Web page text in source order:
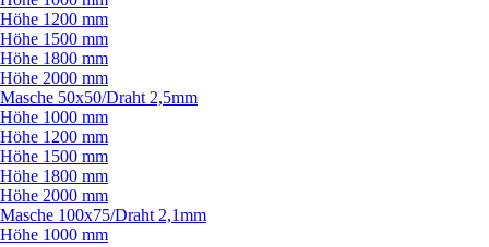
Höhe 1200 mm
Höhe 1500 mm
Höhe 1800 mm
Höhe 2000 mm
Masche 50x50/Draht 2,5mm
Höhe 1000 mm
Höhe 1200 mm
Höhe 1500 mm
Höhe 1800 mm
Höhe 2000 mm
Masche 100x75/Draht 2,1mm
Höhe 1000 mm